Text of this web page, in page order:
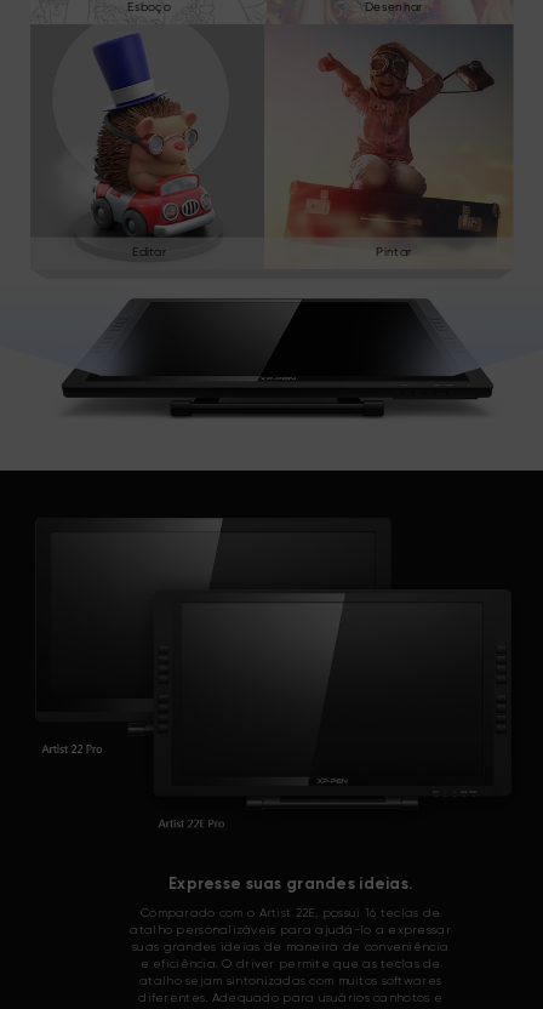
Esboço Desenhar
Editar Pintar
Expresse suas grandes ideias.
Comparado com o Artist 22E, possui 16 teclas de
atalho personalizáveis para ajudá-lo a expressar
suas grandes ideias de maneira de conveniência
e eficiência. O driver permite que as teclas de
atalho sejam sintonizadas com muitos softwares
diferentes. Adequado para usuários canhotos e